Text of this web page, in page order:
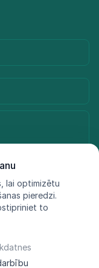
lai optimizētu
pieredzi.
to
īstenotāju